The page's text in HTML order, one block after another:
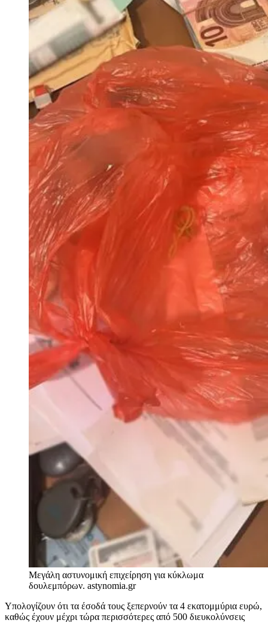
Μεγάλη αστυνομική επιχείρηση για κύκλωμα
δουλεμπόρων. astynomia.gr
Υπολογίζουν ότι τα έσοδά τους ξεπερνούν τα 4 εκατομμύρια ευρώ,
καθώς έχουν μέχρι τώρα περισσότερες από 500 διευκολύνσεις